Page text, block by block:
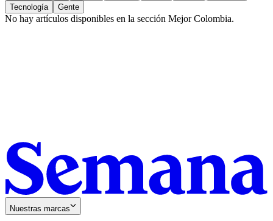
Tecnología
Gente
No hay artículos disponibles en la sección Mejor Colombia.
Nuestras marcas